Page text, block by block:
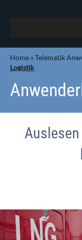
Home »Telematik
Logistik